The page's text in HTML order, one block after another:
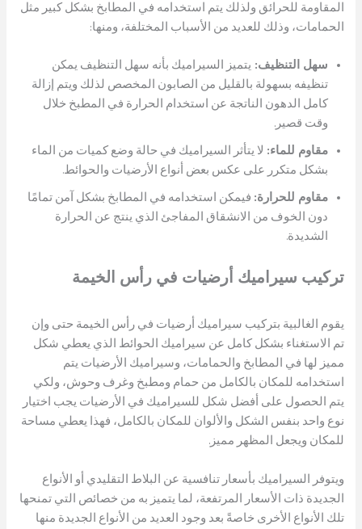
المقاومة للحرائق ولذلك يتم استخدامه في المطابخ بشكل كبير مثل
الحمامات، وذلك للعديد من الأسباب المختلفة، ومنها:
سهل التنظيف: يتميز السيراميك بأنه سهل التنظيف يمكن
تنظيفه بسهولة بالقليل من الصابون المخصص لذلك ويتم إزالة
كامل الدهون الناتجة عن استخدام الحرارة في المطبخ خلال
وقت قصير.
مقاوم للماء: لا يتأثر السيراميك في حالة وضع كميات من الماء
بشكل متكرر على عكس بعض أنواع الأرضيات والحوائط.
مقاوم للحرارة: فيمكن استخدامه في المطابخ بشكل آمن تمامًا
دون الخوف من الانشقاق المفاجئ الذي ينتج عن الحرارة
الشديدة.
تركيب سيراميك أرضيات في رأس الخيمة
يقوم الغالبية بتركيب سيراميك أرضيات في رأس الخيمة حتى وإن
تم الاستغناء بشكل كامل عن سيراميك الحوائط الذي يعطي شكل
مميز لها في المطابخ والحمامات، وسيراميك الأرضيات يتم
استخدامه للمكان بالكامل من حمام ومطبخ وغرف وحوش، ولكي
يتم الحصول على أفضل شكل للسيراميك في الأرضيات يجب اختيار
نوع واحد بنفس الشكل والألوان للمكان بالكامل، فهذا يعطي مساحة
للمكان ويجعل المظهر مميز.
ويتوفر السيراميك بأسعار تنافسية عن البلاط التقليدي أو الأنواع
الجديدة ذات الأسعار المرتفعة، لما يتميز به من خصائص التي تمنحها
تلك الأنواع الأخرى خاصةً بعد وجود العديد من الأنواع الجديدة منها